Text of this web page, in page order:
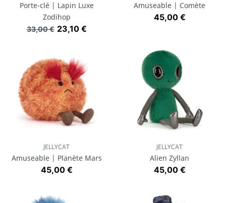
Porte-clé | Lapin Luxe
Zodihop
Prix de base
33,00 € Prix
23,10 €
Amuseable | Comète
Prix
45,00 €
JELLYCAT
Amuseable | Planète Mars
Prix
45,00 €
JELLYCAT
Alien Zyllan
Prix
45,00 €